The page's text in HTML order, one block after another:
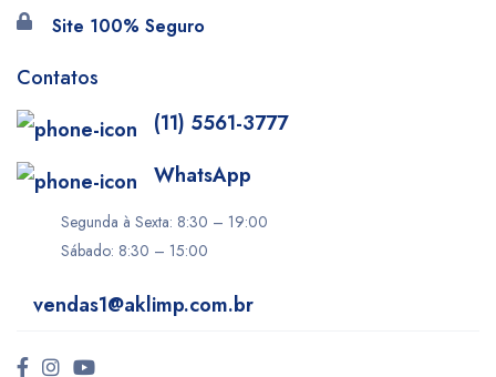
Site 100% Seguro
Contatos
(11) 5561-3777
WhatsApp
Segunda à Sexta: 8:30 – 19:00
Sábado: 8:30 – 15:00
vendas1@aklimp.com.br